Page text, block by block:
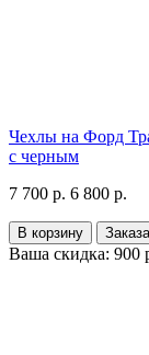
Чехлы на Форд
с черным
7 700 р. 6 800 р.
В корзину
Ваша скидка: 900